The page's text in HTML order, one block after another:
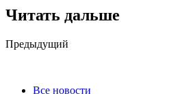
Читать дальше
Post
Предыдущий
Все новости